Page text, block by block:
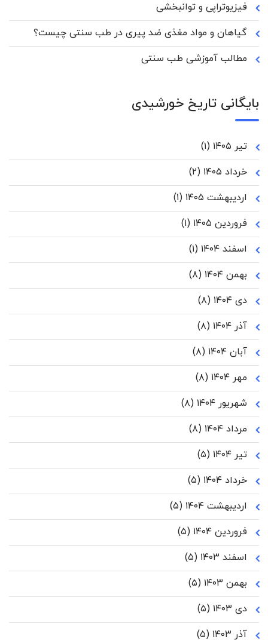
فیزیوتراپی و توانبخشی
گیاهان و مواد مغذی ضد پیری در طب سنتی چیست؟
مطالب آموزشی طب سنتی
بایگانی تاریخ خورشیدی
تیر ۱۴۰۵
(۱)
خرداد ۱۴۰۵
(۲)
اردیبهشت ۱۴۰۵
(۱)
فروردین ۱۴۰۵
(۱)
اسفند ۱۴۰۴
(۱)
بهمن ۱۴۰۴
(۸)
دی ۱۴۰۴
(۸)
آذر ۱۴۰۴
(۸)
آبان ۱۴۰۴
(۸)
مهر ۱۴۰۴
(۸)
شهریور ۱۴۰۴
(۸)
مرداد ۱۴۰۴
(۸)
تیر ۱۴۰۴
(۵)
خرداد ۱۴۰۴
(۵)
اردیبهشت ۱۴۰۴
(۵)
فروردین ۱۴۰۴
(۵)
اسفند ۱۴۰۳
(۵)
بهمن ۱۴۰۳
(۵)
دی ۱۴۰۳
(۵)
آذر ۱۴۰۳
(۵)